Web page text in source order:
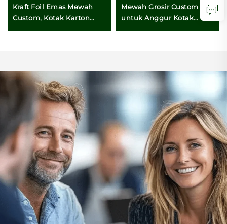
Kraft Foil Emas Mewah
Custom, Kotak Karton
Mewah Grosir Custom
untuk Anggur Kotak